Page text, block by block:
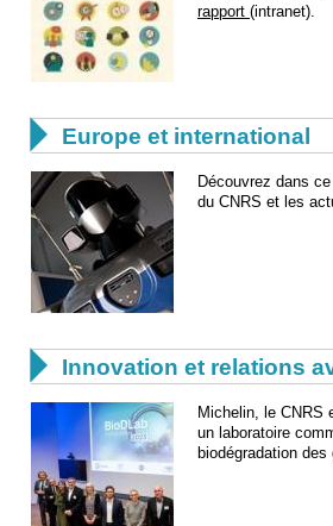
rapport (intranet).
 Europe et international
​Découvrez dans
du CNRS et les
 Innovation et relations
Michelin, le CNRS
un laboratoire
biodégradation